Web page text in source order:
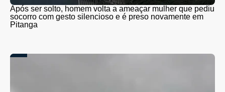
Após ser solto, homem volta a ameaçar mulher que pediu
socorro com gesto silencioso e é preso novamente em
Pitanga